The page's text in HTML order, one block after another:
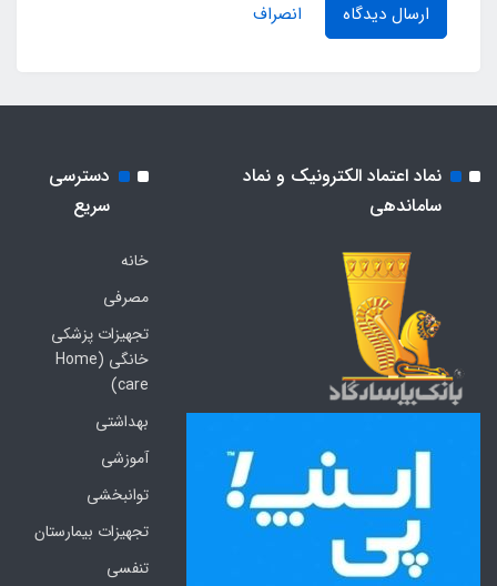
ارسال دیدگاه انصراف
نماد اعتماد الکترونیک و نماد
ساماندهی
دسترسی
سریع
خانه
مصرفی
تجهیزات پزشکی
خانگی (Home
care)
بهداشتی
آموزشی
توانبخشی
تجهیزات بیمارستان
تنفسی